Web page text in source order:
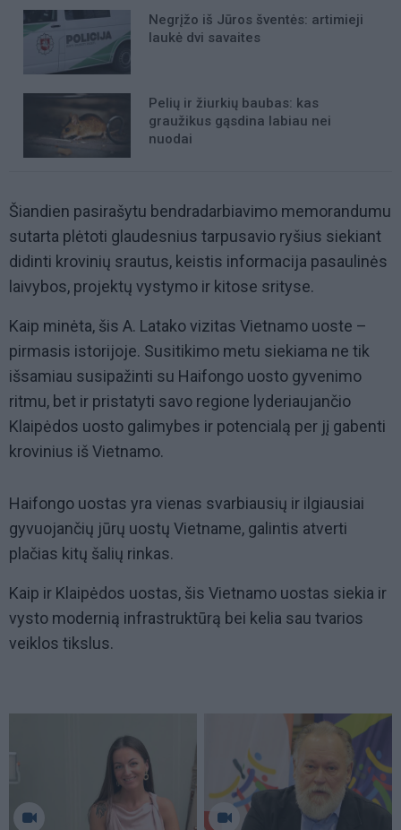
Negrįžo iš Jūros šventės: artimieji
laukė dvi savaites
Pelių ir žiurkių baubas: kas
graužikus gąsdina labiau nei
nuodai
Šiandien pasirašytu bendradarbiavimo memorandumu
sutarta plėtoti glaudesnius tarpusavio ryšius siekiant
didinti krovinių srautus, keistis informacija pasaulinės
laivybos, projektų vystymo ir kitose srityse.
Kaip minėta, šis A. Latako vizitas Vietnamo uoste –
pirmasis istorijoje. Susitikimo metu siekiama ne tik
išsamiau susipažinti su Haifongo uosto gyvenimo
ritmu, bet ir pristatyti savo regione lyderiaujančio
Klaipėdos uosto galimybes ir potencialą per jį gabenti
krovinius iš Vietnamo.
Haifongo uostas yra vienas svarbiausių ir ilgiausiai
gyvuojančių jūrų uostų Vietname, galintis atverti
plačias kitų šalių rinkas.
Kaip ir Klaipėdos uostas, šis Vietnamo uostas siekia ir
vysto modernią infrastruktūrą bei kelia sau tvarios
veiklos tikslus.